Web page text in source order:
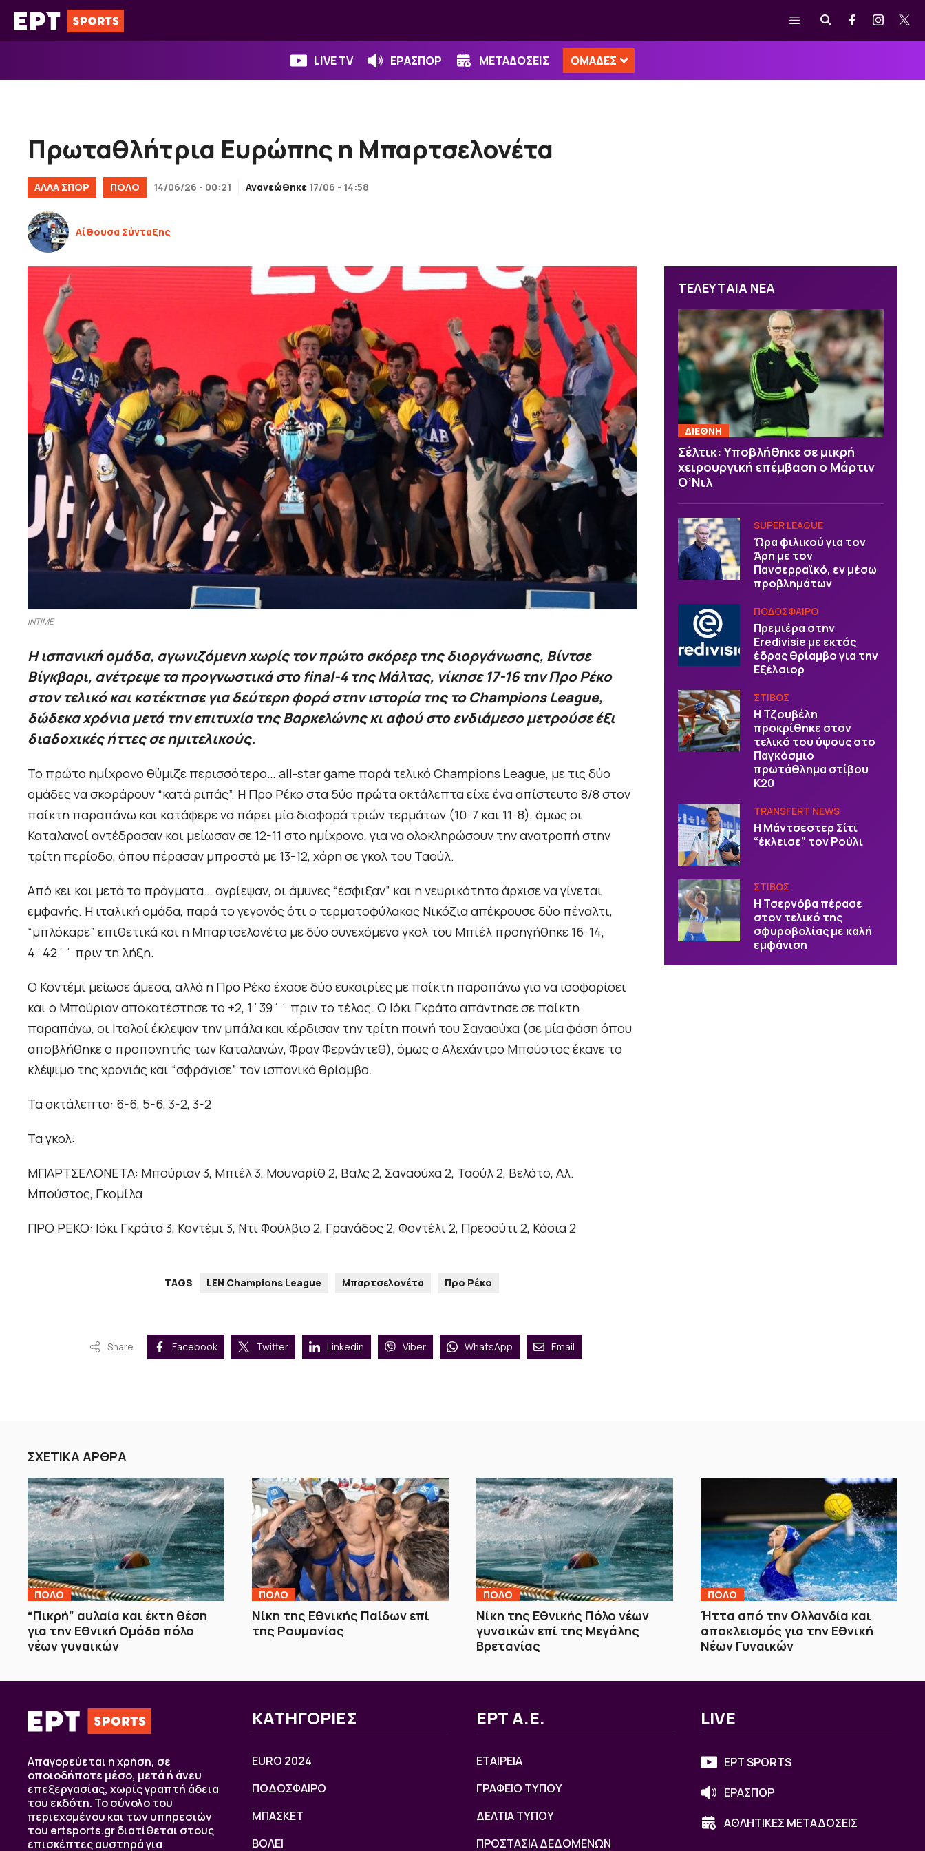
Μετάβαση
σε
Μενού
LIVE TV ΕΡΑΣΠΟΡ ΜΕΤΑΔΟΣΕΙΣ ΟΜΑΔΕΣ
Πρωταθλήτρια Ευρώπης η Μπαρτσελονέτα
ΑΛΛΑ ΣΠΟΡ ΠΟΛΟ 14/06/26 - 00:21 Ανανεώθηκε 17/06 - 14:58
Αίθουσα Σύνταξης
INTIME
Η ισπανική ομάδα, αγωνιζόμενη χωρίς τον πρώτο σκόρερ της διοργάνωσης, Βίντσε
Βίγκβαρι, ανέτρεψε τα προγνωστικά στο final-4 της Μάλτας, νίκησε 17-16 την Προ Ρέκο
στον τελικό και κατέκτησε για δεύτερη φορά στην ιστορία της το Champions League,
δώδεκα χρόνια μετά την επιτυχία της Βαρκελώνης κι αφού στο ενδιάμεσο μετρούσε έξι
διαδοχικές ήττες σε ημιτελικούς.
Το πρώτο ημίχρονο θύμιζε περισσότερο… all-star game παρά τελικό Champions League, με τις δύο
ομάδες να σκοράρουν “κατά ριπάς”. Η Προ Ρέκο στα δύο πρώτα οκτάλεπτα είχε ένα απίστευτο 8/8 στον
παίκτη παραπάνω και κατάφερε να πάρει μία διαφορά τριών τερμάτων (10-7 και 11-8), όμως οι
Καταλανοί αντέδρασαν και μείωσαν σε 12-11 στο ημίχρονο, για να ολοκληρώσουν την ανατροπή στην
τρίτη περίοδο, όπου πέρασαν μπροστά με 13-12, χάρη σε γκολ του Ταούλ.
Από κει και μετά τα πράγματα… αγρίεψαν, οι άμυνες “έσφιξαν” και η νευρικότητα άρχισε να γίνεται
εμφανής. Η ιταλική ομάδα, παρά το γεγονός ότι ο τερματοφύλακας Νικόζια απέκρουσε δύο πέναλτι,
“μπλόκαρε” επιθετικά και η Μπαρτσελονέτα με δύο συνεχόμενα γκολ του Μπιέλ προηγήθηκε 16-14,
4΄42΄΄ πριν τη λήξη.
Ο Κοντέμι μείωσε άμεσα, αλλά η Προ Ρέκο έχασε δύο ευκαιρίες με παίκτη παραπάνω για να ισοφαρίσει
και ο Μπούριαν αποκατέστησε το +2, 1΄39΄΄ πριν το τέλος. Ο Ιόκι Γκράτα απάντησε σε παίκτη
παραπάνω, οι Ιταλοί έκλεψαν την μπάλα και κέρδισαν την τρίτη ποινή του Σαναούχα (σε μία φάση όπου
αποβλήθηκε ο προπονητής των Καταλανών, Φραν Φερνάντεθ), όμως ο Αλεχάντρο Μπούστος έκανε το
κλέψιμο της χρονιάς και “σφράγισε” τον ισπανικό θρίαμβο.
Τα οκτάλεπτα: 6-6, 5-6, 3-2, 3-2
Τα γκολ:
ΜΠΑΡΤΣΕΛΟΝΕΤΑ: Μπούριαν 3, Μπιέλ 3, Μουναρίθ 2, Βαλς 2, Σαναούχα 2, Ταούλ 2, Βελότο, Αλ.
Μπούστος, Γκομίλα
ΠΡΟ ΡΕΚΟ: Ιόκι Γκράτα 3, Κοντέμι 3, Ντι Φούλβιο 2, Γρανάδος 2, Φοντέλι 2, Πρεσούτι 2, Κάσια 2
TAGS LEN Champions League Μπαρτσελονέτα Προ Ρέκο
Share Facebook Twitter Linkedin Viber WhatsApp Email
ΤΕΛΕΥΤΑΙΑ ΝΕΑ
ΔΙΕΘΝΗ
Σέλτικ: Υποβλήθηκε σε μικρή
χειρουργική επέμβαση ο Μάρτιν
Ο’Νιλ
SUPER LEAGUE
Ώρα φιλικού για τον
Άρη με τον
Πανσερραϊκό, εν μέσω
προβλημάτων
ΠΟΔΟΣΦΑΙΡΟ
Πρεμιέρα στην
Eredivisie με εκτός
έδρας θρίαμβο για την
Εξέλσιορ
ΣΤΙΒΟΣ
Η Τζουβέλη
προκρίθηκε στον
τελικό του ύψους στο
Παγκόσμιο
πρωτάθλημα στίβου
Κ20
TRANSFERT NEWS
Η Μάντσεστερ Σίτι
“έκλεισε” τον Ρούλι
ΣΤΙΒΟΣ
Η Τσερνόβα πέρασε
στον τελικό της
σφυροβολίας με καλή
εμφάνιση
ΣΧΕΤΙΚΑ ΑΡΘΡΑ
ΠΟΛΟ
“Πικρή” αυλαία και έκτη θέση
για την Εθνική Ομάδα πόλο
νέων γυναικών
ΠΟΛΟ
Νίκη της Εθνικής Παίδων επί
της Ρουμανίας
ΠΟΛΟ
Νίκη της Εθνικής Πόλο νέων
γυναικών επί της Μεγάλης
Βρετανίας
ΠΟΛΟ
Ήττα από την Ολλανδία και
αποκλεισμός για την Εθνική
Νέων Γυναικών
Απαγορεύεται η χρήση, σε
οποιοδήποτε μέσο, μετά ή άνευ
επεξεργασίας, χωρίς γραπτή άδεια
του εκδότη. Το σύνολο του
περιεχομένου και των υπηρεσιών
του ertsports.gr διατίθεται στους
επισκέπτες αυστηρά για
ΚΑΤΗΓΟΡΙΕΣ
EURO 2024
ΠΟΔΟΣΦΑΙΡΟ
ΜΠΑΣΚΕΤ
ΒOΛΕΙ
ΕΡΤ Α.Ε.
ΕΤΑΙΡΕΙΑ
ΓΡΑΦΕΙΟ ΤΥΠΟΥ
ΔΕΛΤΙΑ ΤΥΠΟΥ
ΠΡΟΣΤΑΣΙΑ ΔΕΔΟΜΕΝΩΝ
LIVE
ΕΡΤ SPORTS
ΕΡΑΣΠΟΡ
ΑΘΛΗΤΙΚΕΣ ΜΕΤΑΔΟΣΕΙΣ